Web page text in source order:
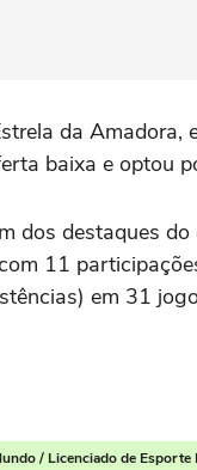
da Amadora,
baixa e optou
dos destaques
11
em 31
/ Licenciado de Esporte